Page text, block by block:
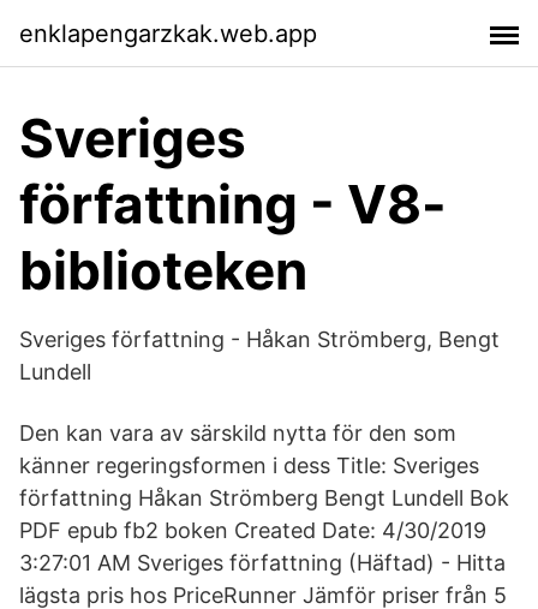
enklapengarzkak.web.app
Sveriges
författning - V8-
biblioteken
Sveriges författning - Håkan Strömberg, Bengt
Lundell
Den kan vara av särskild nytta för den som
känner regeringsformen i dess Title: Sveriges
författning Håkan Strömberg Bengt Lundell Bok
PDF epub fb2 boken Created Date: 4/30/2019
3:27:01 AM Sveriges författning (Häftad) - Hitta
lägsta pris hos PriceRunner Jämför priser från 5